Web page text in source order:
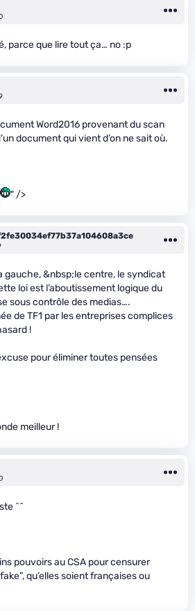
parce que lire tout ça… no :p
Word2016 provenant du scan
document qui vient d’on ne sait où.
" />
gauche, &nbsp;le centre, le syndicat
loi est l’aboutissement logique du
sous contrôle des medias….
de TF1 par les entreprises complices
!
pour éliminer toutes pensées
meilleur !
^^
pouvoirs au CSA pour censurer
qu’elles soient françaises ou